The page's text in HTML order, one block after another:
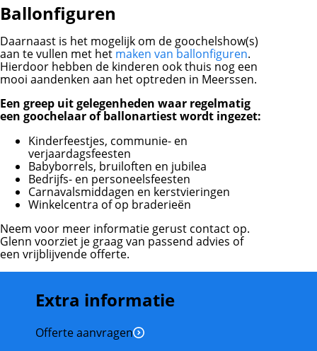
Ballonfiguren
Daarnaast is het mogelijk om de goochelshow(s)
aan te vullen met het maken van ballonfiguren.
Hierdoor hebben de kinderen ook thuis nog een
mooi aandenken aan het optreden in Meerssen.
Een greep uit gelegenheden waar regelmatig
een goochelaar of ballonartiest wordt ingezet:
Kinderfeestjes, communie- en
verjaardagsfeesten
Babyborrels, bruiloften en jubilea
Bedrijfs- en personeelsfeesten
Carnavalsmiddagen en kerstvieringen
Winkelcentra of op braderieën
Neem voor meer informatie gerust contact op.
Glenn voorziet je graag van passend advies of
een vrijblijvende offerte.
Extra informatie
Offerte aanvragen